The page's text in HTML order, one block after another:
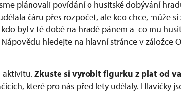
plánovali povídání o husitské dobývání
čáru přes rozpočet, ale kdo chce, může si
byl v té době na hradě pánem a co mu
hledejte na hlavní stránce v záložce
aktivitu. Zkuste si vyrobit figurku z plat od
které pro nás před lety udělaly. Hlavičky